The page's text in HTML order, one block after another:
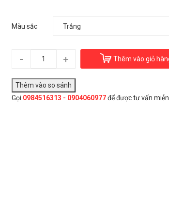
Màu sắc
- + Thêm vào giỏ
Gọi 0984516313 - 0904060977để được tư vấn
Xe đạp nữ MBM Rivieda
15.500.000₫
Đây là giải pháp trải nghiệm phát triển bởi EGANY
Màu sắc